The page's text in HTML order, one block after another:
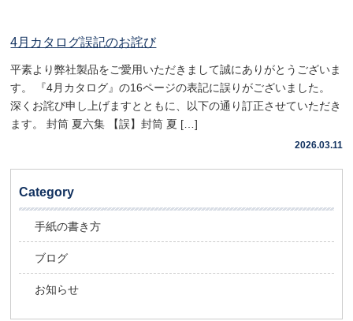
4月カタログ誤記のお詫び
平素より弊社製品をご愛用いただきまして誠にありがとうございま
す。 『4月カタログ』の16ページの表記に誤りがございました。
深くお詫び申し上げますとともに、以下の通り訂正させていただき
ます。 封筒 夏六集 【誤】封筒 夏 […]
2026.03.11
Category
手紙の書き方
ブログ
お知らせ